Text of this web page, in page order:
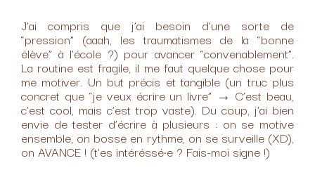
J’ai compris que j’ai besoin d’une sorte de
“pression” (aaah, les traumatismes de la “bonne
élève” à l’école ?) pour avancer “convenablement”.
La routine est fragile, il me faut quelque chose pour
me motiver. Un but précis et tangible (un truc plus
concret que “je veux écrire un livre” → C’est beau,
c’est cool, mais c’est trop vaste). Du coup, j’ai bien
envie de tester d’écrire à plusieurs : on se motive
ensemble, on bosse en rythme, on se surveille (XD),
on AVANCE ! (t’es intéréssé•e ? Fais-moi signe !)